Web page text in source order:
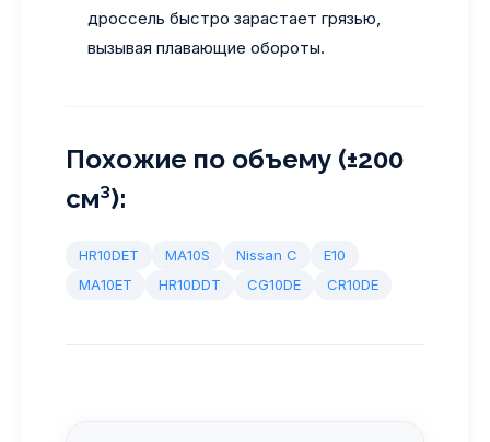
дроссель быстро зарастает грязью,
вызывая плавающие обороты.
Похожие по объему (±200
см³):
HR10DET MA10S Nissan C
E10
MA10ET
HR10DDT CG10DE CR10DE